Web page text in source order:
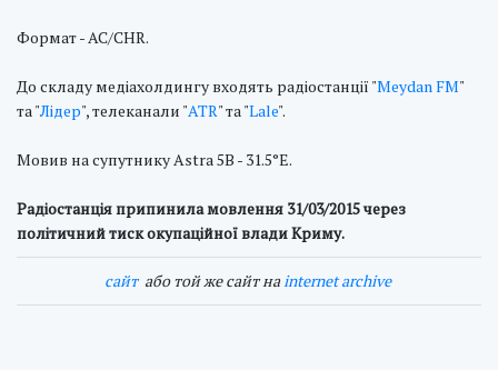
Формат - AC/CHR.
До складу медіахолдингу входять радіостанції "Meydan FM"
та "Лідер", телеканали "ATR" та "Lale".
Мовив на супутнику Astra 5B - 31.5°E.
Радіостанція припинила мовлення 31/03/2015 через
політичний тиск окупаційної влади Криму.
cайтабо той же сайт наinternet archive